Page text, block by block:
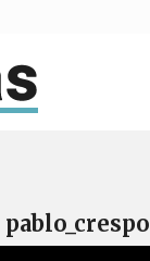
pablo_crespo